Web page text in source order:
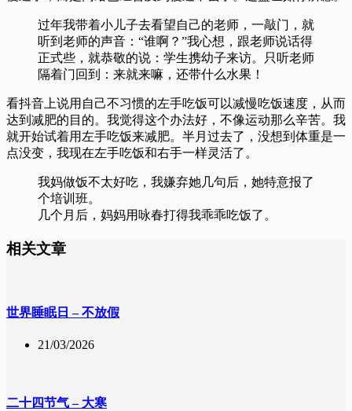
过年我带着小儿子去看望自己的老师，一敲门，就
听到老师的声音：“谁啊？”我心想，跟老师说话得
正式些，就恭敬的说：学生携幼子来访。只听老师
隔着门回到：来就来嘛，还带什么水果！
看抖音上说用自己不习惯的左手吃饭可以减慢吃饭速度，从而
达到减肥的目的。我觉得这个办法好，不像运动那么辛苦。我
就开始试着用左手吃饭来减肥。半月过去了，没想到体重是一
点没变，我现在左手吃饭和右手一样灵活了。
我妈做饭不太好吃，我嫌弃她几句后，她特意报了
个培训班。
几个月后，妈妈用咏春打得我乖乖吃饭了。
相关文章
世界睡眠日 – 不放假
21/03/2026
二十四节气 – 大寒